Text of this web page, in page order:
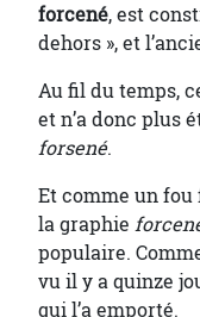
forcené, est
dehors », et
Au fil du temps,
et n’a donc plus
forsené.
Et comme un
la graphie
populaire.
vu il y a quinze
qui l’a emporté.